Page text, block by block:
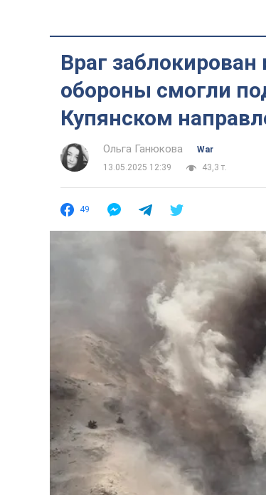
Враг
обороны смогли
Купянском
Ольга Ганюкова
War
13.05.2025 12:39
43,3 т.
49